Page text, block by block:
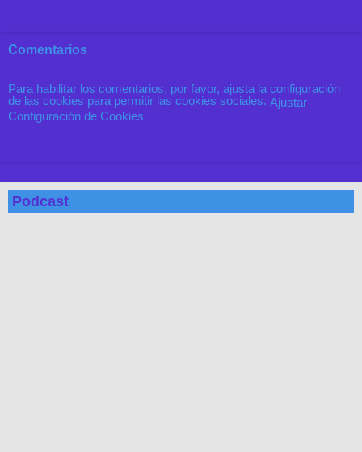
Comentarios
Para habilitar los comentarios, por favor, ajusta la configuración
de las cookies para permitir las cookies sociales. Ajustar
Configuración de Cookies
Podcast